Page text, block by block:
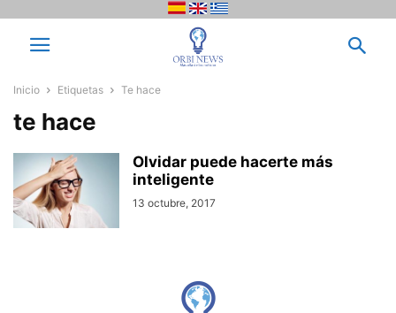
Inicio Etiquetas Te hace
te hace
Olvidar puede hacerte más
inteligente
13 octubre, 2017